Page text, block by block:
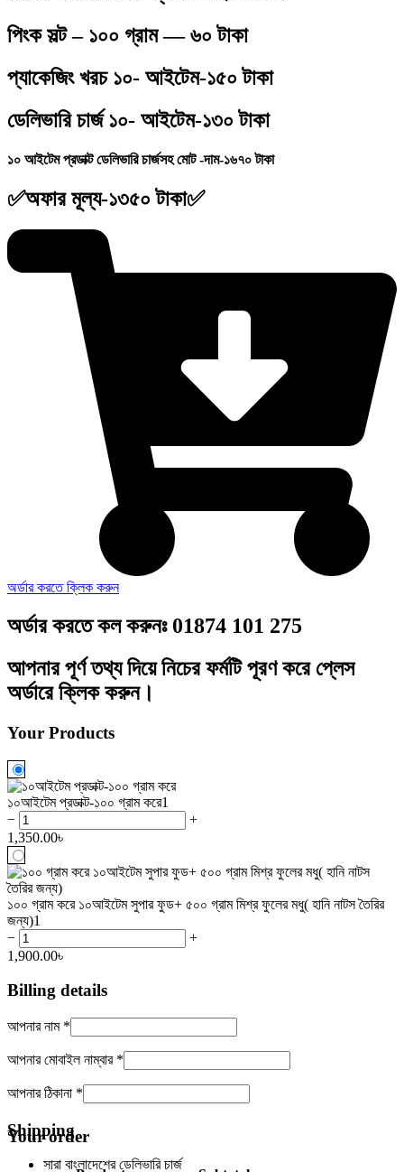
পিংক সল্ট – ১০০ গ্রাম — ৬০ টাকা
প্যাকেজিং খরচ ১০- আইটেম-১৫০ টাকা
ডেলিভারি চার্জ ১০- আইটেম-১৩০ টাকা
১০ আইটেম প্রডাক্ট ডেলিভারি চার্জসহ মোট -দাম-১৬৭০ টাকা
✅অফার মূল্য-১৩৫০ টাকা✅
অর্ডার করতে ক্লিক করুন
অর্ডার করতে কল করুনঃ 01874 101 275
আপনার পূর্ণ তথ্য দিয়ে নিচের ফর্মটি পূরণ করে প্লেস
অর্ডারে ক্লিক করুন।
Your Products
১০আইটেম প্রডাক্ট-১০০ গ্রাম করে1
−
+
1,350.00৳
১০০ গ্রাম করে ১০আইটেম সুপার ফুড+ ৫০০ গ্রাম মিশ্র ফুলের মধু( হানি নাটস তৈরির
জন্য)1
−
+
1,900.00৳
Billing details
আপনার নাম *
আপনার মোবাইল নাম্বার *
আপনার ঠিকানা *
Shipping
সারা বাংলাদেশের ডেলিভারি চার্জ
Your order